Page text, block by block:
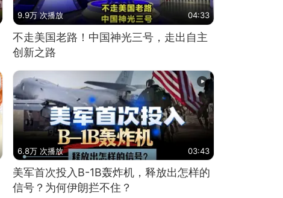
9.9万 次播放 04:33
不走美国老路！中国神光三号，走出自主
创新之路
6.8万 次播放 03:43
美军首次投入B-1B轰炸机，释放出怎样的
信号？为何伊朗拦不住？